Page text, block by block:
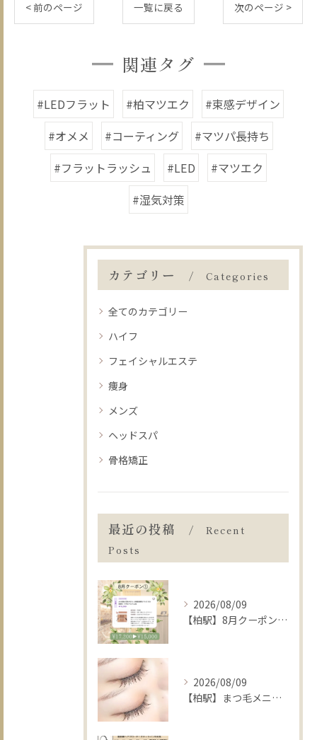
< 前のページ 一覧に戻る 次のページ >
関連タグ
#LEDフラット #柏マツエク
#束感デザイン
#オメメ
#コーティング
#マツパ長持ち
#フラットラッシュ
#LED
#マツエク
#湿気対策
カテゴリー Categories
全てのカテゴリー
ハイフ
フェイシャルエステ
痩身
メンズ
ヘッドスパ
骨格矯正
最近の投稿
Recent
Posts
2026/08/09
【柏駅】8月クーポン1️⃣毛穴洗浄＋ララピール+水玉🫧ツヤUP◎
2026/08/09
【柏駅】まつ毛メニューでご来店の際にご協力いただきたいこと🧚🏻‍♀️✨